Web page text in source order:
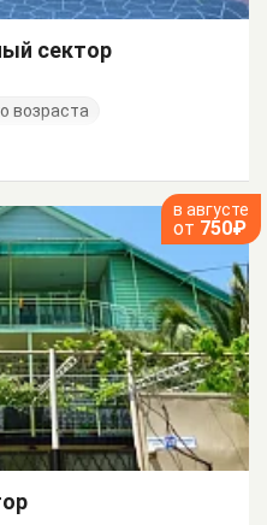
сектор
возраста
в августе
от 750₽